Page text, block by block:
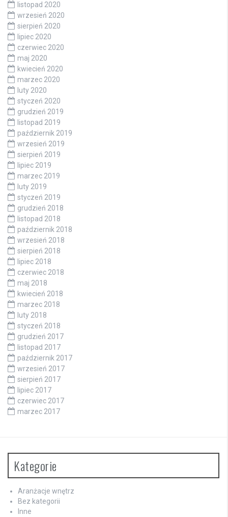
listopad 2020
wrzesień 2020
sierpień 2020
lipiec 2020
czerwiec 2020
maj 2020
kwiecień 2020
marzec 2020
luty 2020
styczeń 2020
grudzień 2019
listopad 2019
październik 2019
wrzesień 2019
sierpień 2019
lipiec 2019
marzec 2019
luty 2019
styczeń 2019
grudzień 2018
listopad 2018
październik 2018
wrzesień 2018
sierpień 2018
lipiec 2018
czerwiec 2018
maj 2018
kwiecień 2018
marzec 2018
luty 2018
styczeń 2018
grudzień 2017
listopad 2017
październik 2017
wrzesień 2017
sierpień 2017
lipiec 2017
czerwiec 2017
marzec 2017
Kategorie
Aranżacje wnętrz
Bez kategorii
Inne